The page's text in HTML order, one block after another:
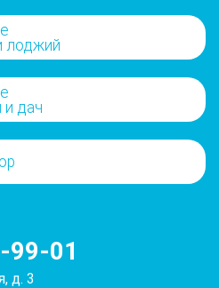
лоджий
дач
99-01
д. 3